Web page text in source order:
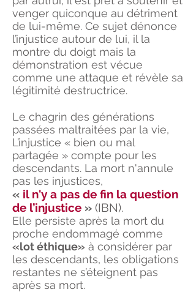
venger quiconque au détriment
de lui-même. Ce sujet dénonce
l’injustice autour de lui, il la
montre du doigt mais la
démonstration est vécue
comme une attaque et révèle sa
légitimité destructrice.
Le chagrin des générations
passées maltraitées par la vie,
L’injustice « bien ou mal
partagée » compte pour les
descendants. La mort n'annule
pas les injustices,
« il n'y a pas de fin la question
de l’injustice » (IBN).
Elle persiste après la mort du
proche endommagé comme
«lot éthique» à considérer par
les descendants, les obligations
restantes ne s’éteignent pas
après sa mort.